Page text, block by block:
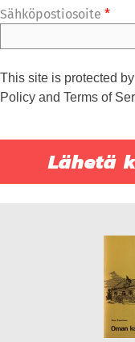
Sähköpostiosoite *
This site is protected
Policy and Terms of